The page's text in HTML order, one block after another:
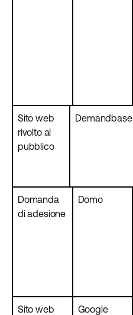
Sito web
rivolto al
pubblico
Demandbase
Domanda
di adesione
Domo
Sito web
Google